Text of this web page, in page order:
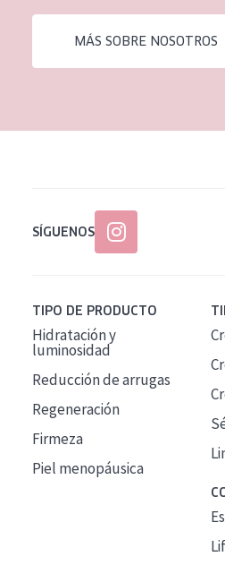
Piel expuesta al sol
Piel menopáusica
Todas las edades
MÁS SOBRE NOSOTROS
SÍGUENOS
TIPO DE PRODUCTO
Hidratación y
luminosidad
Reducción de arrugas
Regeneración
Firmeza
Piel menopáusica